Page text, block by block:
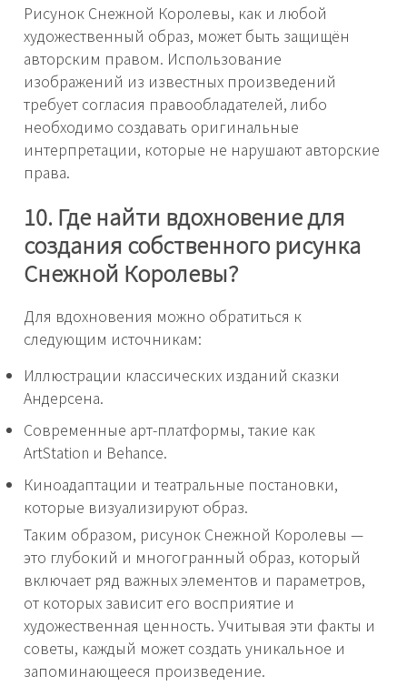
Рисунок Снежной Королевы, как и любой
художественный образ, может быть защищён
авторским правом. Использование
изображений из известных произведений
требует согласия правообладателей, либо
необходимо создавать оригинальные
интерпретации, которые не нарушают авторские
права.
10. Где найти вдохновение для
создания собственного рисунка
Снежной Королевы?
Для вдохновения можно обратиться к
следующим источникам:
Иллюстрации классических изданий сказки
Андерсена.
Современные арт-платформы, такие как
ArtStation и Behance.
Киноадаптации и театральные постановки,
которые визуализируют образ.
Таким образом, рисунок Снежной Королевы —
это глубокий и многогранный образ, который
включает ряд важных элементов и параметров,
от которых зависит его восприятие и
художественная ценность. Учитывая эти факты и
советы, каждый может создать уникальное и
запоминающееся произведение.